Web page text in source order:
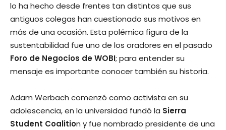
lo ha hecho desde frentes tan distintos que sus
antiguos colegas han cuestionado sus motivos en
más de una ocasión. Esta polémica figura de la
sustentabilidad fue uno de los oradores en el pasado
Foro de Negocios de WOBI; para entender su
mensaje es importante conocer también su historia.
Adam Werbach comenzó como activista en su
adolescencia, en la universidad fundó la Sierra
Student Coalition y fue nombrado presidente de una